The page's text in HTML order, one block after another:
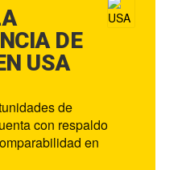
DE
USA
de
con respaldo
en